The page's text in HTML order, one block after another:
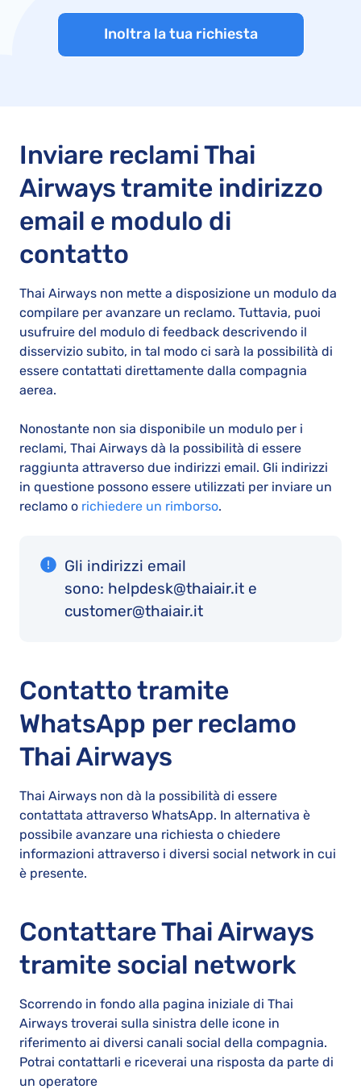
Inoltra la tua richiesta
Inviare reclami Thai
Airways tramite indirizzo
email e modulo di
contatto
Thai Airways non mette a disposizione un modulo da
compilare per avanzare un reclamo. Tuttavia, puoi
usufruire del modulo di feedback descrivendo il
disservizio subito, in tal modo ci sarà la possibilità di
essere contattati direttamente dalla compagnia
aerea.
Nonostante non sia disponibile un modulo per i
reclami, Thai Airways dà la possibilità di essere
raggiunta attraverso due indirizzi email. Gli indirizzi
in questione possono essere utilizzati per inviare un
reclamo o richiedere un rimborso.
Gli indirizzi email
sono: helpdesk@thaiair.it e
customer@thaiair.it
Contatto tramite
WhatsApp per reclamo
Thai Airways
Thai Airways non dà la possibilità di essere
contattata attraverso WhatsApp. In alternativa è
possibile avanzare una richiesta o chiedere
informazioni attraverso i diversi social network in cui
è presente.
Contattare Thai Airways
tramite social network
Scorrendo in fondo alla pagina iniziale di Thai
Airways troverai sulla sinistra delle icone in
riferimento ai diversi canali social della compagnia.
Potrai contattarli e riceverai una risposta da parte di
un operatore